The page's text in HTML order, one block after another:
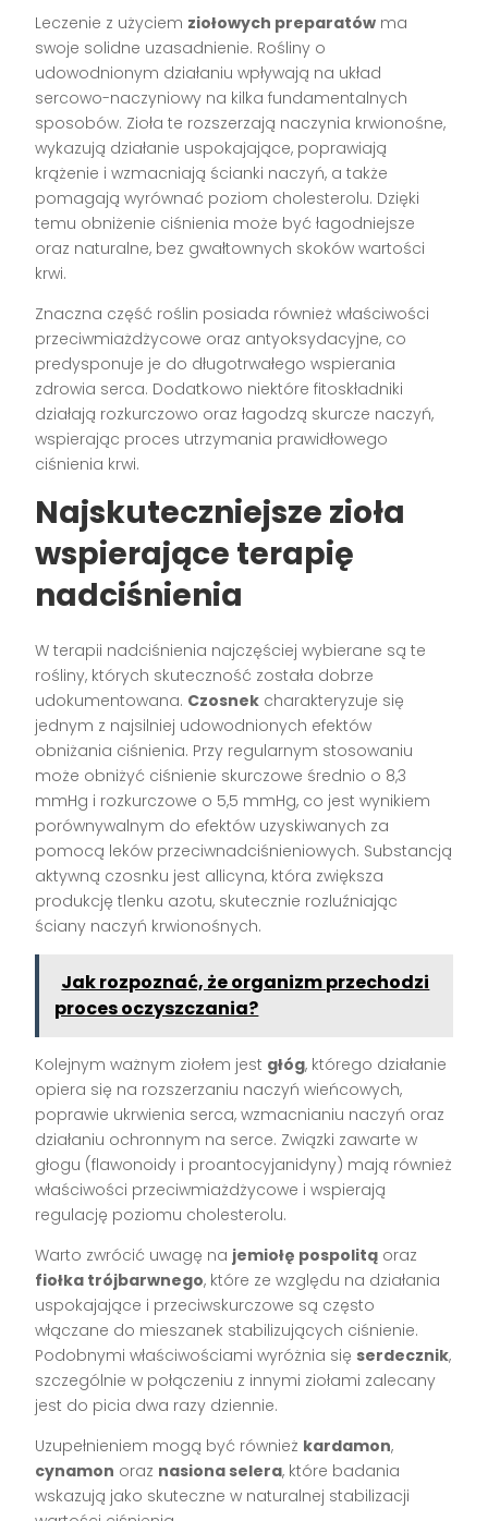
Leczenie z użyciem ziołowych preparatów ma
swoje solidne uzasadnienie. Rośliny o
udowodnionym działaniu wpływają na układ
sercowo-naczyniowy na kilka fundamentalnych
sposobów. Zioła te rozszerzają naczynia krwionośne,
wykazują działanie uspokajające, poprawiają
krążenie i wzmacniają ścianki naczyń, a także
pomagają wyrównać poziom cholesterolu. Dzięki
temu obniżenie ciśnienia może być łagodniejsze
oraz naturalne, bez gwałtownych skoków wartości
krwi.
Znaczna część roślin posiada również właściwości
przeciwmiażdżycowe oraz antyoksydacyjne, co
predysponuje je do długotrwałego wspierania
zdrowia serca. Dodatkowo niektóre fitoskładniki
działają rozkurczowo oraz łagodzą skurcze naczyń,
wspierając proces utrzymania prawidłowego
ciśnienia krwi.
Najskuteczniejsze zioła
wspierające terapię
nadciśnienia
W terapii nadciśnienia najczęściej wybierane są te
rośliny, których skuteczność została dobrze
udokumentowana. Czosnek charakteryzuje się
jednym z najsilniej udowodnionych efektów
obniżania ciśnienia. Przy regularnym stosowaniu
może obniżyć ciśnienie skurczowe średnio o 8,3
mmHg i rozkurczowe o 5,5 mmHg, co jest wynikiem
porównywalnym do efektów uzyskiwanych za
pomocą leków przeciwnadciśnieniowych. Substancją
aktywną czosnku jest allicyna, która zwiększa
produkcję tlenku azotu, skutecznie rozluźniając
ściany naczyń krwionośnych.
Jak rozpoznać, że organizm przechodzi
proces oczyszczania?
Kolejnym ważnym ziołem jest głóg, którego działanie
opiera się na rozszerzaniu naczyń wieńcowych,
poprawie ukrwienia serca, wzmacnianiu naczyń oraz
działaniu ochronnym na serce. Związki zawarte w
głogu (flawonoidy i proantocyjanidyny) mają również
właściwości przeciwmiażdżycowe i wspierają
regulację poziomu cholesterolu.
Warto zwrócić uwagę na jemiołę pospolitą oraz
fiołka trójbarwnego, które ze względu na działania
uspokajające i przeciwskurczowe są często
włączane do mieszanek stabilizujących ciśnienie.
Podobnymi właściwościami wyróżnia się serdecznik,
szczególnie w połączeniu z innymi ziołami zalecany
jest do picia dwa razy dziennie.
Uzupełnieniem mogą być również kardamon,
cynamon oraz nasiona selera, które badania
wskazują jako skuteczne w naturalnej stabilizacji